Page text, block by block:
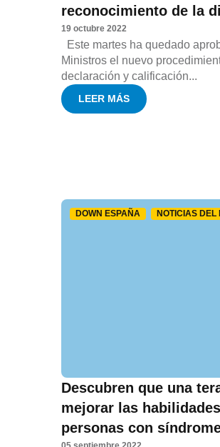
reconocimiento de la
19 octubre 2022
Este martes ha quedado
Ministros el nuevo
declaración y calificación...
LEER MÁS
DOWN ESPAÑA NOTICIAS DEL
Descubren que una
mejorar las
personas con